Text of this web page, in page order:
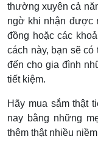
thường xuyên cả
ngờ khi nhận được
đồng hoặc các
cách này, bạn sẽ
đến cho gia đình
tiết kiệm.
Hãy mua sắm thật
nay bằng những
thêm thật nhiều